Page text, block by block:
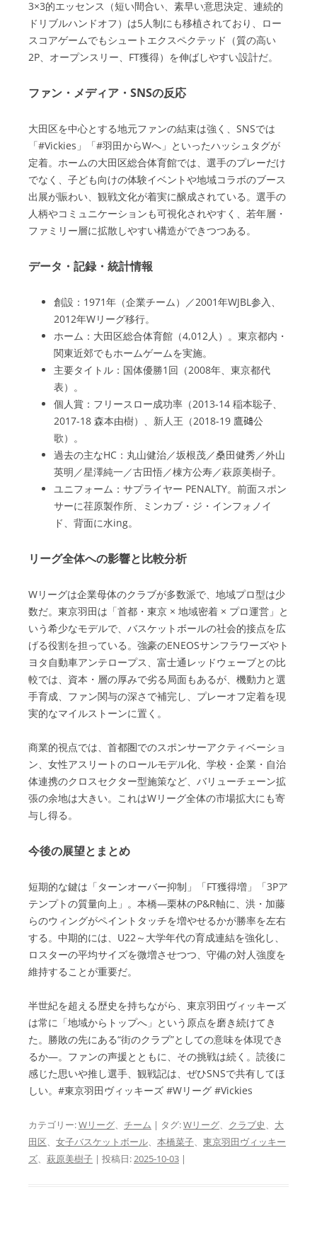
3×3的エッセンス（短い間合い、素早い意思決定、連続的
ドリブルハンドオフ）は5人制にも移植されており、ロー
スコアゲームでもシュートエクスペクテッド（質の高い
2P、オープンスリー、FT獲得）を伸ばしやすい設計だ。
ファン・メディア・SNSの反応
大田区を中心とする地元ファンの結束は強く、SNSでは
「#Vickies」「#羽田からWへ」といったハッシュタグが
定着。ホームの大田区総合体育館では、選手のプレーだけ
でなく、子ども向けの体験イベントや地域コラボのブース
出展が賑わい、観戦文化が着実に醸成されている。選手の
人柄やコミュニケーションも可視化されやすく、若年層・
ファミリー層に拡散しやすい構造ができつつある。
データ・記録・統計情報
創設：1971年（企業チーム）／2001年WJBL参入、
2012年Wリーグ移行。
ホーム：大田区総合体育館（4,012人）。東京都内・
関東近郊でもホームゲームを実施。
主要タイトル：国体優勝1回（2008年、東京都代
表）。
個人賞：フリースロー成功率（2013-14 稲本聡子、
2017-18 森本由樹）、新人王（2018-19 鷹𥖧公
歌）。
過去の主なHC：丸山健治／坂根茂／桑田健秀／外山
英明／星澤純一／古田悟／棟方公寿／萩原美樹子。
ユニフォーム：サプライヤー PENALTY。前面スポン
サーに荏原製作所、ミンカブ・ジ・インフォノイ
ド、背面に水ing。
リーグ全体への影響と比較分析
Wリーグは企業母体のクラブが多数派で、地域プロ型は少
数だ。東京羽田は「首都・東京 × 地域密着 × プロ運営」と
いう希少なモデルで、バスケットボールの社会的接点を広
げる役割を担っている。強豪のENEOSサンフラワーズやト
ヨタ自動車アンテロープス、富士通レッドウェーブとの比
較では、資本・層の厚みで劣る局面もあるが、機動力と選
手育成、ファン関与の深さで補完し、プレーオフ定着を現
実的なマイルストーンに置く。
商業的視点では、首都圏でのスポンサーアクティベーショ
ン、女性アスリートのロールモデル化、学校・企業・自治
体連携のクロスセクター型施策など、バリューチェーン拡
張の余地は大きい。これはWリーグ全体の市場拡大にも寄
与し得る。
今後の展望とまとめ
短期的な鍵は「ターンオーバー抑制」「FT獲得増」「3Pア
テンプトの質量向上」。本橋—栗林のP&R軸に、洪・加藤
らのウィングがペイントタッチを増やせるかが勝率を左右
する。中期的には、U22～大学年代の育成連結を強化し、
ロスターの平均サイズを微増させつつ、守備の対人強度を
維持することが重要だ。
半世紀を超える歴史を持ちながら、東京羽田ヴィッキーズ
は常に「地域からトップへ」という原点を磨き続けてき
た。勝敗の先にある“街のクラブ”としての意味を体現でき
るか—。ファンの声援とともに、その挑戦は続く。読後に
感じた思いや推し選手、観戦記は、ぜひSNSで共有してほ
しい。#東京羽田ヴィッキーズ #Wリーグ #Vickies
カテゴリー:Wリーグ、 チーム | タグ:Wリーグ、 クラブ史、 大
田区、 女子バスケットボール、 本橋菜子、 東京羽田ヴィッキー
ズ、 萩原美樹子 | 投稿日:2025-10-03 |